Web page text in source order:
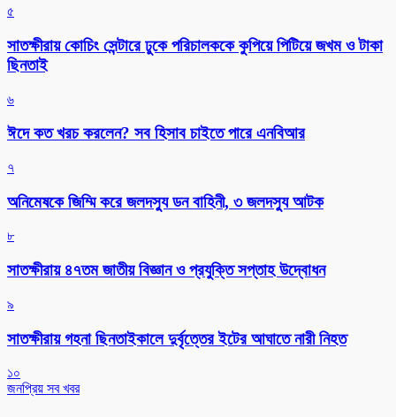
৫
সাতক্ষীরায় কোচিং সেন্টারে ঢুকে পরিচালককে কুপিয়ে পিটিয়ে জখম ও টাকা
ছিনতাই
৬
ঈদে কত খরচ করলেন? সব হিসাব চাইতে পারে এনবিআর
৭
অনিমেষকে জিম্মি করে জলদস্যু ডন বাহিনী, ৩ জলদস্যু আটক
৮
সাতক্ষীরায় ৪৭তম জাতীয় বিজ্ঞান ও প্রযুক্তি সপ্তাহ উদ্বোধন
৯
সাতক্ষীরায় গহনা ছিনতাইকালে দুর্বৃত্তের ইটের আঘাতে নারী নিহত
১০
জনপ্রিয় সব খবর